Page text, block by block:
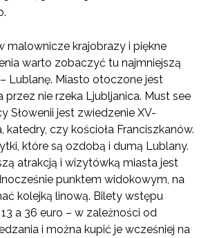
malownicze krajobrazy i piękne
warto zobaczyć tu najmniejszą
Lublanę. Miasto otoczone jest
przez nie rzeka Ljubljanica. Must see
Słowenii jest zwiedzenie XV-
katedry, czy kościoła Franciszkanów.
które są ozdobą i dumą Lublany.
atrakcją i wizytówką miasta jest
punktem widokowym, na
kolejką linową. Bilety wstępu
a 36 euro – w zależności od
i można kupić je wcześniej na